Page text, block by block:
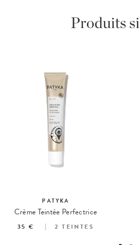
Produits
PATYKA
Crème Teintée Perfectrice
35 € 2 TEINTES